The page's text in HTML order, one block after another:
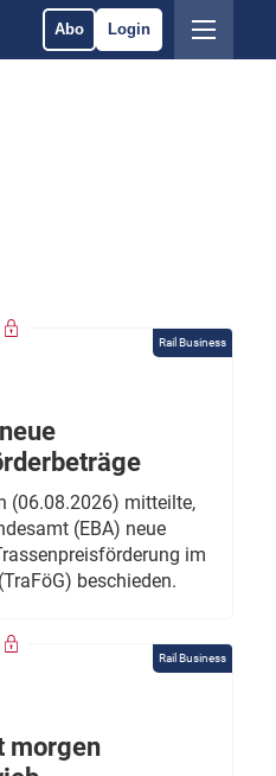
Abo Login
Rail Business
(06.08.2026) mitteilte,
(EBA) neue
im
beschieden.
Rail Business
morgen